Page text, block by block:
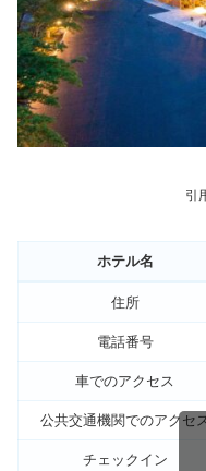
引
ホテル名
住所
電話番号
車でのアクセス
公共交通機関でのアクセ
チェックイン